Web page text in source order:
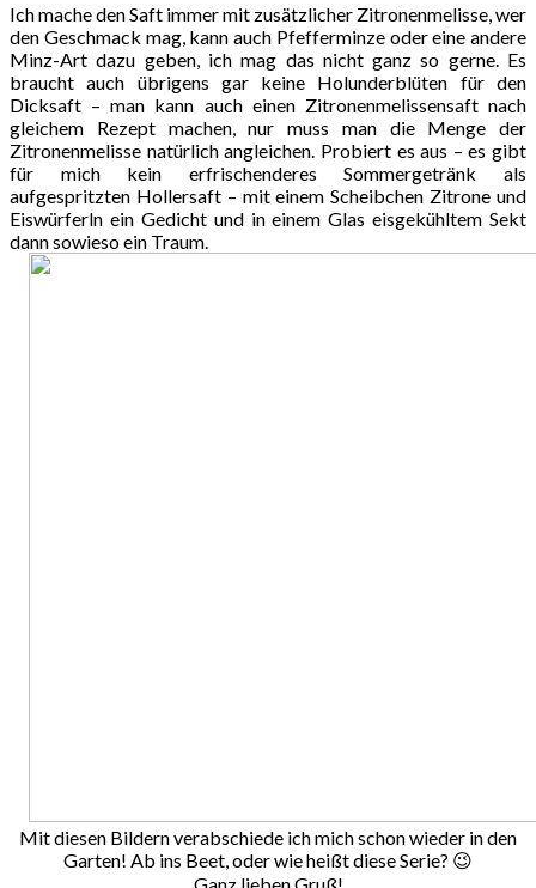
Ich mache den Saft immer mit zusätzlicher Zitronenmelisse, wer
den Geschmack mag, kann auch Pfefferminze oder eine andere
Minz-Art dazu geben, ich mag das nicht ganz so gerne. Es
braucht auch übrigens gar keine Holunderblüten für den
Dicksaft – man kann auch einen Zitronenmelissensaft nach
gleichem Rezept machen, nur muss man die Menge der
Zitronenmelisse natürlich angleichen. Probiert es aus – es gibt
für mich kein erfrischenderes Sommergetränk als
aufgespritzten Hollersaft – mit einem Scheibchen Zitrone und
Eiswürferln ein Gedicht und in einem Glas eisgekühltem Sekt
dann sowieso ein Traum.
Mit diesen Bildern verabschiede ich mich schon wieder in den
Garten! Ab ins Beet, oder wie heißt diese Serie? 😉